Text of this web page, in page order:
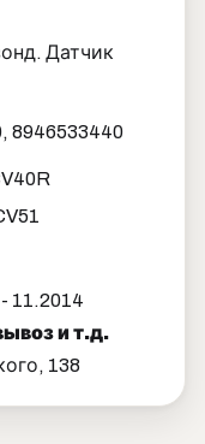
Датчик
8946533440
11.2014
и т.д.
138